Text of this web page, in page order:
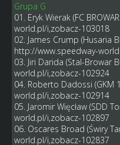
Grupa G
01. Eryk Wierak (FC
world.pl/i,zobacz-103018
02. James Crump (Husaria
http://www.speedway-
03. Jiri Darida (Stal-Browar
world.pl/i,zobacz-102924
04. Roberto Dadossi (GKM
world.pl/i,zobacz-102914
05. Jaromir Więcław (SDD
world.pl/i,zobacz-102897
06. Oscares Broad (Świry
world.pl/i,zobacz-102837